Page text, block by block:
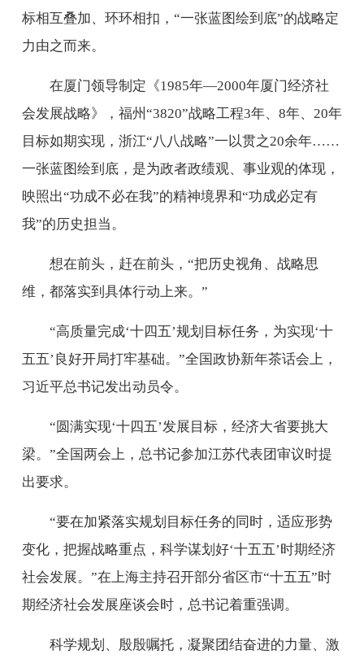
标相互叠加、环环相扣，“一张蓝图绘到底”的战略定
力由之而来。
在厦门领导制定《1985年—2000年厦门经济社
会发展战略》，福州“3820”战略工程3年、8年、20年
目标如期实现，浙江“八八战略”一以贯之20余年……
一张蓝图绘到底，是为政者政绩观、事业观的体现，
映照出“功成不必在我”的精神境界和“功成必定有
我”的历史担当。
想在前头，赶在前头，“把历史视角、战略思
维，都落实到具体行动上来。”
“高质量完成‘十四五’规划目标任务，为实现‘十
五五’良好开局打牢基础。”全国政协新年茶话会上，
习近平总书记发出动员令。
“圆满实现‘十四五’发展目标，经济大省要挑大
梁。”全国两会上，总书记参加江苏代表团审议时提
出要求。
“要在加紧落实规划目标任务的同时，适应形势
变化，把握战略重点，科学谋划好‘十五五’时期经济
社会发展。”在上海主持召开部分省区市“十五五”时
期经济社会发展座谈会时，总书记着重强调。
科学规划、殷殷嘱托，凝聚团结奋进的力量、激